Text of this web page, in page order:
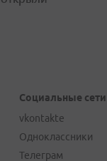
Социальные сети
vkontakte
Одноклассники
Телеграм